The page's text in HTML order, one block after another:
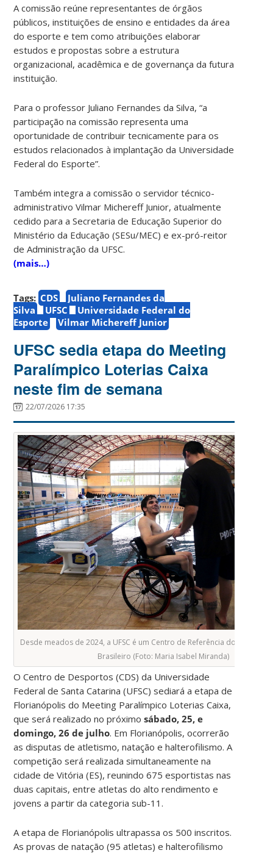
A comissão reúne representantes de órgãos
públicos, instituições de ensino e entidades da área
do esporte e tem como atribuições elaborar
estudos e propostas sobre a estrutura
organizacional, acadêmica e de governança da futura
instituição.
Para o professor Juliano Fernandes da Silva, “a
participação na comissão representa uma
oportunidade de contribuir tecnicamente para os
estudos relacionados à implantação da Universidade
Federal do Esporte”.
Também integra a comissão o servidor técnico-
administrativo Vilmar Michereff Junior, atualmente
cedido para a Secretaria de Educação Superior do
Ministério da Educação (SESu/MEC) e ex-pró-reitor
de Administração da UFSC.
(mais…)
Tags: CDS
Juliano Fernandes da
Silva
UFSC
Universidade Federal do
Esporte
Vilmar Michereff Junior
UFSC sedia etapa do Meeting
Paralímpico Loterias Caixa
neste fim de semana
22/07/2026 17:35
Desde meados de 2024, a UFSC é um Centro de Referência do Comitê
Brasileiro (Foto: Maria Isabel Miranda)
O Centro de Desportos (CDS) da Universidade
Federal de Santa Catarina (UFSC) sediará a etapa de
Florianópolis do Meeting Paralímpico Loterias Caixa,
que será realizado no próximosábado, 25, e
domingo, 26 de julho. Em Florianópolis, ocorrerão
as disputas de atletismo, natação e halterofilismo. A
competição será realizada simultaneamente na
cidade de Vitória (ES), reunindo 675 esportistas nas
duas capitais, entre atletas do alto rendimento e
jovens a partir da categoria sub-11.
A etapa de Florianópolis ultrapassa os 500 inscritos.
As provas de natação (95 atletas) e halterofilismo